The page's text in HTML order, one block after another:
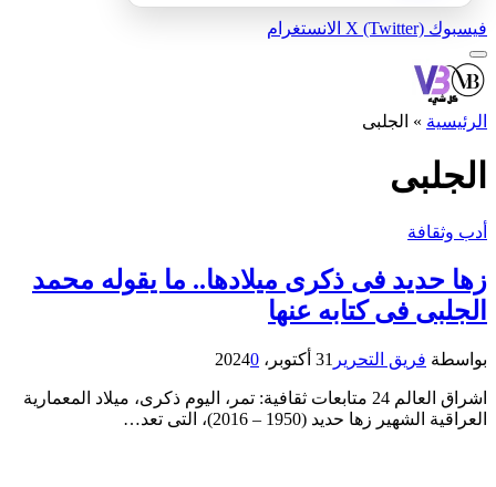
فيسبوك X (Twitter) الانستغرام
الرئيسية » الجلبى
الجلبى
أدب وثقافة
زها حديد فى ذكرى ميلادها.. ما يقوله محمد
الجلبى فى كتابه عنها
بواسطة فريق التحرير 31 أكتوبر، 2024 0
اشراق العالم 24 متابعات ثقافية: تمر، اليوم ذكرى، ميلاد المعمارية
العراقية الشهير زها حديد (1950 – 2016)، التى تعد…